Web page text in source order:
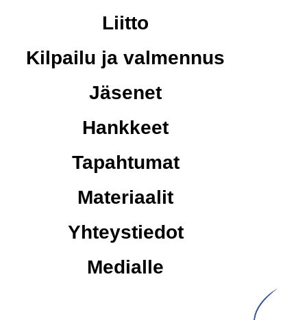
Liitto
Kilpailu ja valmennus
Jäsenet
Hankkeet
Tapahtumat
Materiaalit
Yhteystiedot
Medialle